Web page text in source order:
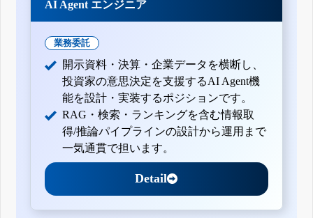
AI Agent エンジニア
業務委託
開示資料・決算・企業データを横断し、
投資家の意思決定を支援するAI Agent機
能を設計・実装するポジションです。
RAG・検索・ランキングを含む情報取
得/推論パイプラインの設計から運用まで
一気通貫で担います。
Detail